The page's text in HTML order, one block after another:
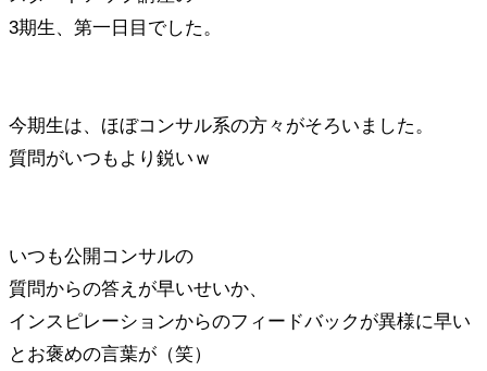
3期生、第一日目でした。
今期生は、ほぼコンサル系の方々がそろいました。
質問がいつもより鋭いｗ
いつも公開コンサルの
質問からの答えが早いせいか、
インスピレーションからのフィードバックが異様に早い
とお褒めの言葉が（笑）